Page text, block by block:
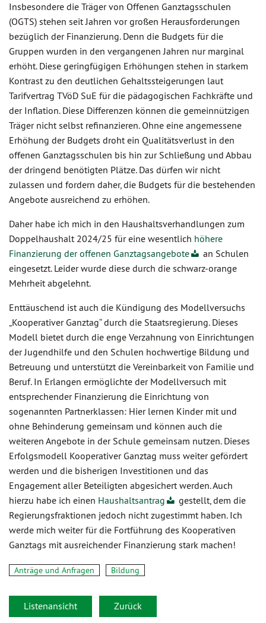
Insbesondere die Träger von Offenen Ganztagsschulen
(OGTS) stehen seit Jahren vor großen Herausforderungen
bezüglich der Finanzierung. Denn die Budgets für die
Gruppen wurden in den vergangenen Jahren nur marginal
erhöht. Diese geringfügigen Erhöhungen stehen in starkem
Kontrast zu den deutlichen Gehaltssteigerungen laut
Tarifvertrag TVöD SuE für die pädagogischen Fachkräfte und
der Inflation. Diese Differenzen können die gemeinnützigen
Träger nicht selbst refinanzieren. Ohne eine angemessene
Erhöhung der Budgets droht ein Qualitätsverlust in den
offenen Ganztagsschulen bis hin zur Schließung und Abbau
der dringend benötigten Plätze. Das dürfen wir nicht
zulassen und fordern daher, die Budgets für die bestehenden
Angebote ausreichend zu erhöhen.
Daher habe ich mich in den Haushaltsverhandlungen zum
Doppelhaushalt 2024/25 für eine wesentlich höhere
Finanzierung der offenen Ganztagsangebote
an Schulen
eingesetzt. Leider wurde diese durch die schwarz-orange
Mehrheit abgelehnt.
Enttäuschend ist auch die Kündigung des Modellversuchs
„Kooperativer Ganztag“ durch die Staatsregierung. Dieses
Modell bietet durch die enge Verzahnung von Einrichtungen
der Jugendhilfe und den Schulen hochwertige Bildung und
Betreuung und unterstützt die Vereinbarkeit von Familie und
Beruf. In Erlangen ermöglichte der Modellversuch mit
entsprechender Finanzierung die Einrichtung von
sogenannten Partnerklassen: Hier lernen Kinder mit und
ohne Behinderung gemeinsam und können auch die
weiteren Angebote in der Schule gemeinsam nutzen. Dieses
Erfolgsmodell Kooperativer Ganztag muss weiter gefördert
werden und die bisherigen Investitionen und das
Engagement aller Beteiligten abgesichert werden. Auch
hierzu habe ich einen Haushaltsantrag
gestellt, dem die
Regierungsfraktionen jedoch nicht zugestimmt haben. Ich
werde mich weiter für die Fortführung des Kooperativen
Ganztags mit ausreichender Finanzierung stark machen!
Anträge und Anfragen Bildung
Listenansicht Zurück